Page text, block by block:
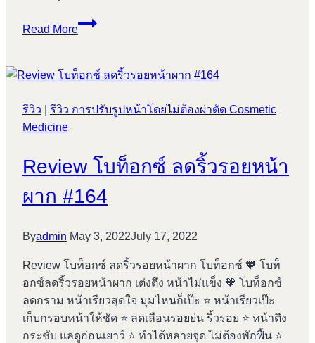
Read More
Review
อกซ์
กราม
รีวิว
รีวิว การปรับรูปหน้าโดยไม่ต้องผ่าตัด Cosmetic
Medicine
Review โบท็อกซ์ ลดริ้วรอยหน้า
ผาก #164
Byadmin May 3, 2022July 17, 2022
Review โบท็อกซ์ ลดริ้วรอยหน้าผาก โบท็อกซ์ 🧡 โบท็
อกซ์ลดริ้วรอยหน้าผาก เต่งตึง หน้าไม่แข็ง 🧡 โบท็อกซ์
ลดกราม หน้าเรียวสุดใจ มุมไหนก็เป๊ะ ⭐️ หน้าเรียวเป๊ะ
เก็บกรอบหน้าให้ชัด ⭐️ ลดเลือนรอยย่น ริ้วรอย ⭐️ หน้าตึง
กระชับ แลดูอ่อนเยาว์ ⭐️ ทำได้หลายจุด ไม่ต้องพักฟื้น ⭐️